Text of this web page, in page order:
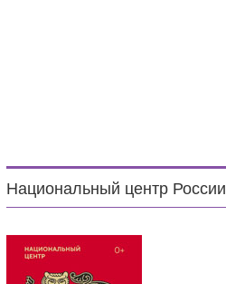
Национальный центр России